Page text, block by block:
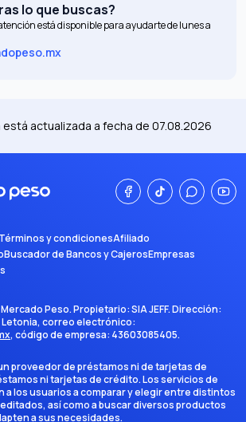
lo que buscas?
está disponible para ayudarte de lunes a
está actualizada a fecha de 07.08.2026
Términos y condicionesAfiliado
Buscador de Bancos y CajerosEmpresas
Mercado Peso. Propietario:SIA JEFF. Dirección:
, correo electrónico:
, código de empresa: 43603085405.
proveedor de préstamos ni de tarjetas de
ni tarjetas de crédito. Los servicios de
a los usuarios a comparar y elegir entre distintos
así como a buscar diversos productos
a sus necesidades.